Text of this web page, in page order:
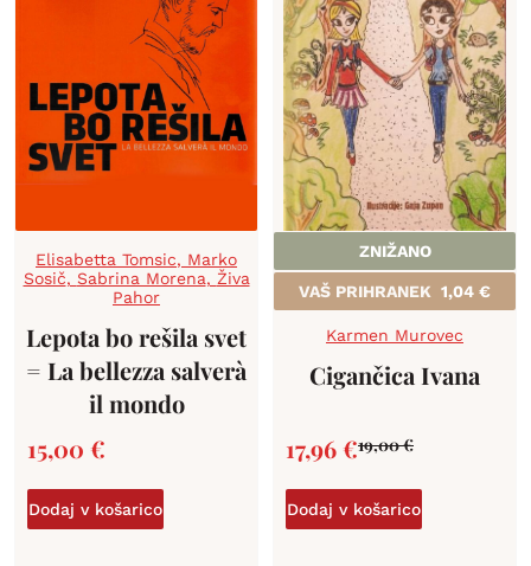
Elisabetta Tomsic, Marko
Sosič, Sabrina Morena, Živa
Pahor
Lepota bo rešila svet
= La bellezza salverà
il mondo
15,00 €
Dodaj v košarico
ZNIŽANO
VAŠ PRIHRANEK 1,04 €
Karmen Murovec
Cigančica Ivana
19,00€
17,96€
Dodaj v košarico